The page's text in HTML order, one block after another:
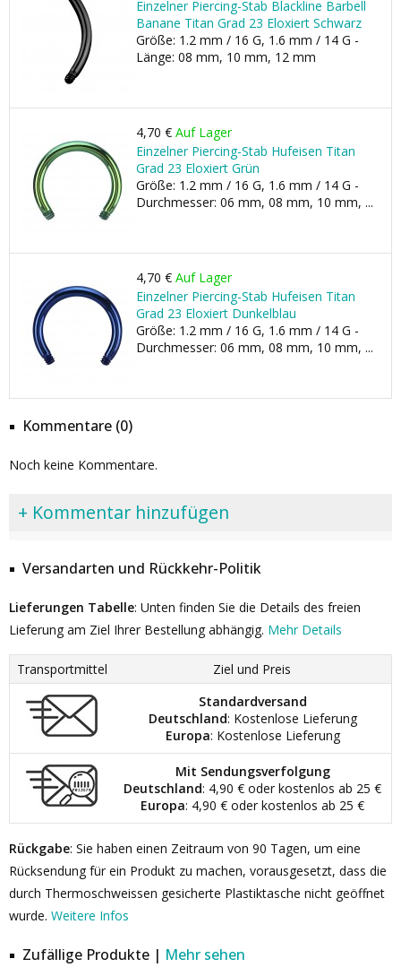
Einzelner Piercing-Stab Blackline Barbell
Banane Titan Grad 23 Eloxiert Schwarz
Größe: 1.2 mm / 16 G, 1.6 mm / 14 G -
Länge: 08 mm, 10 mm, 12 mm
4,70 € Auf Lager
Einzelner Piercing-Stab Hufeisen Titan
Grad 23 Eloxiert Grün
Größe: 1.2 mm / 16 G, 1.6 mm / 14 G -
Durchmesser: 06 mm, 08 mm, 10 mm, ...
4,70 € Auf Lager
Einzelner Piercing-Stab Hufeisen Titan
Grad 23 Eloxiert Dunkelblau
Größe: 1.2 mm / 16 G, 1.6 mm / 14 G -
Durchmesser: 06 mm, 08 mm, 10 mm, ...
Kommentare (0)
Noch keine Kommentare.
+ Kommentar hinzufügen
Versandarten und Rückkehr-Politik
Lieferungen Tabelle: Unten finden Sie die Details des freien
Lieferung am Ziel Ihrer Bestellung abhängig. Mehr Details
Transportmittel
Ziel und Preis
Standardversand
Deutschland: Kostenlose Lieferung
Europa: Kostenlose Lieferung
Mit Sendungsverfolgung
Deutschland: 4,90 € oder kostenlos ab 25 €
Europa: 4,90 € oder kostenlos ab 25 €
Rückgabe: Sie haben einen Zeitraum von 90 Tagen, um eine
Rücksendung für ein Produkt zu machen, vorausgesetzt, dass die
durch Thermoschweissen gesicherte Plastiktasche nicht geöffnet
wurde. Weitere Infos
Zufällige Produkte | Mehr sehen